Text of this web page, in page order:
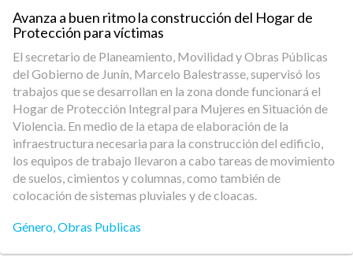
Avanza a buen ritmo la construcción del Hogar de
Protección para víctimas
El secretario de Planeamiento, Movilidad y Obras Públicas
del Gobierno de Junín, Marcelo Balestrasse, supervisó los
trabajos que se desarrollan en la zona donde funcionará el
Hogar de Protección Integral para Mujeres en Situación de
Violencia. En medio de la etapa de elaboración de la
infraestructura necesaria para la construcción del edificio,
los equipos de trabajo llevaron a cabo tareas de movimiento
de suelos, cimientos y columnas, como también de
colocación de sistemas pluviales y de cloacas.
Género,Obras Publicas